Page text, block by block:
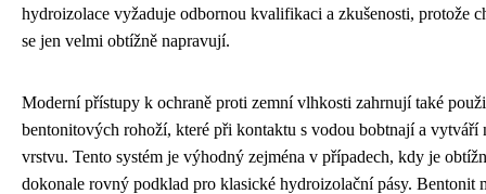
hydroizolace vyžaduje odbornou kvalifikaci a zkušenosti, protože
se jen velmi obtížně napravují.
Moderní přístupy k ochraně proti zemní vlhkosti zahrnují také
bentonitových rohoží, které při kontaktu s vodou bobtnají a vytváří
vrstvu. Tento systém je výhodný zejména v případech, kdy je
dokonale rovný podklad pro klasické hydroizolační pásy. Bentonit